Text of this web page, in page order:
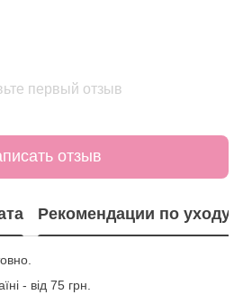
первый отзыв
отзыв
Рекомендации по уходу
- від 75 грн.